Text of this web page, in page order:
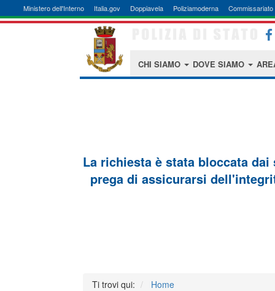
Ministero dell'Interno Italia.gov Doppiavela Poliziamoderna Commissariato
CHI SIAMO DOVE SIAMO
La richiesta è stata bloccata
prega di assicurarsi
Ti trovi qui: Home